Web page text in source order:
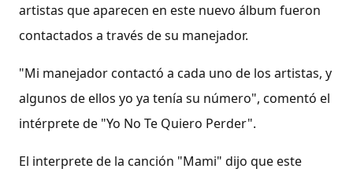
artistas que aparecen en este nuevo álbum fueron
contactados a través de su manejador.
"Mi manejador contactó a cada uno de los artistas, y
algunos de ellos yo ya tenía su número", comentó el
intérprete de "Yo No Te Quiero Perder".
El interprete de la canción "Mami" dijo que este